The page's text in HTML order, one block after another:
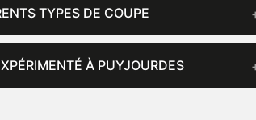
TYPES DE COUPE
À PUYJOURDES